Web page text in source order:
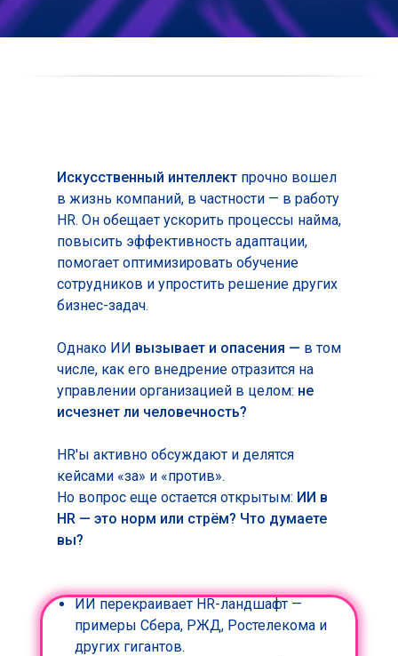
Искусственный интеллект прочно вошел
в жизнь компаний, в частности — в работу
HR. Он обещает ускорить процессы найма,
повысить эффективность адаптации,
помогает оптимизировать обучение
сотрудников и упростить решение других
бизнес-задач.
Однако ИИ вызывает и опасения — в том
числе, как его внедрение отразится на
управлении организацией в целом: не
исчезнет ли человечность?
HR'ы активно обсуждают и делятся
кейсами «за» и «против».
Но вопрос еще остается открытым: ИИ в
HR — это норм или стрём?​ Что думаете
вы?
ИИ перекраивает HR-ландшафт —
примеры Сбера, РЖД, Ростелекома и
других гигантов.